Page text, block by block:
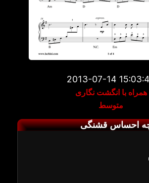
2013-07-14
همراه با انگشت نگاری
متوسط
احساس قشنگی